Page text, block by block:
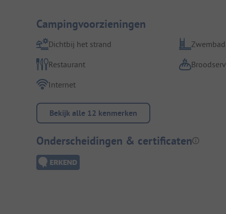
Campingvoorzieningen
Dichtbij het strand
Zwembad
Restaurant
Internet
Bekijk alle 12 kenmerken
Onderscheidingen & certificaten